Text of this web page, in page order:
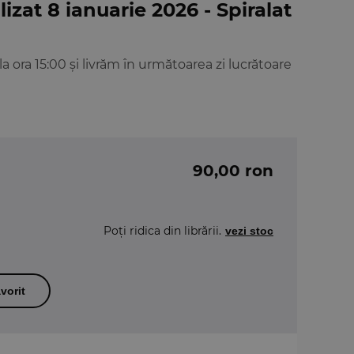
8 ianuarie 2026 - Spiralat
ora 15:00 și livrăm în următoarea zi lucrătoare
90,00 ron
Poți ridica din librării. vezi stoc